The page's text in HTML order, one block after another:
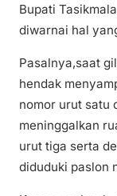
Bupati
diwarnai hal
Pasalnya,saat
hendak
nomor urut satu
meninggalkan
urut tiga serta
diduduki paslon